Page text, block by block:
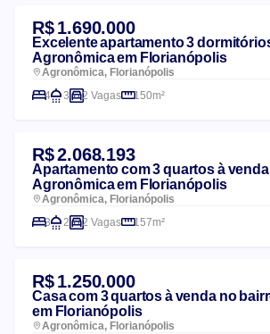
Lista de imóveis
R$ 1.690.000
Excelente apartamento 3
Agronômica em Florianópolis
Agronômica, Florianópolis
4
3 2 Vagas 150m²
R$ 2.068.193
Apartamento com 3 quartos à
Agronômica em Florianópolis
Agronômica, Florianópolis
3
2 2 Vagas 157m²
R$ 1.250.000
Casa com 3 quartos à venda no
em Florianópolis
Agronômica, Florianópolis